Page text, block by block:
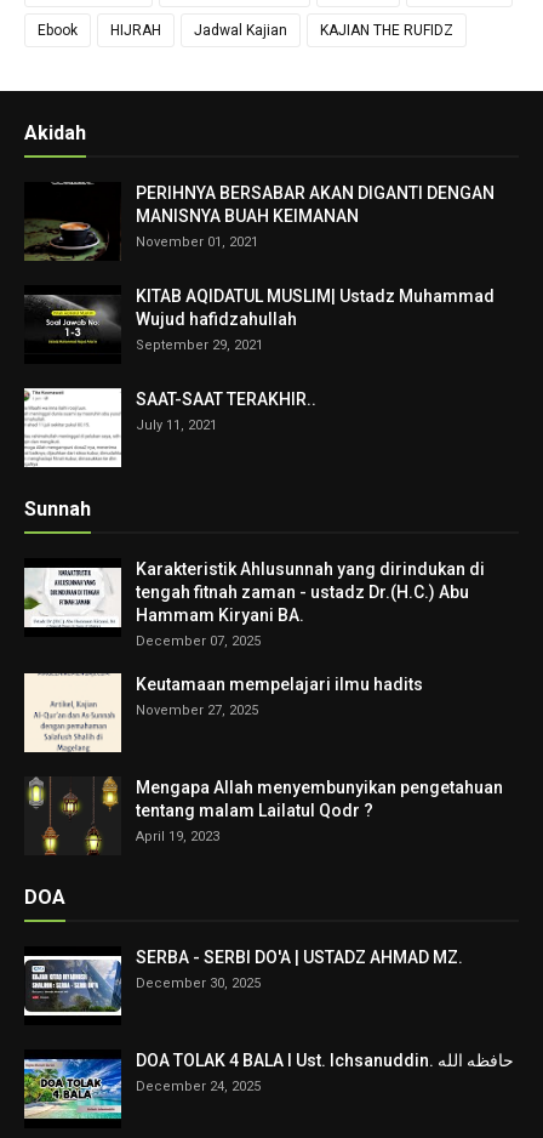
Ebook HIJRAH Jadwal Kajian KAJIAN THE RUFIDZ
Akidah
PERIHNYA BERSABAR AKAN DIGANTI DENGAN
MANISNYA BUAH KEIMANAN
November 01, 2021
KITAB AQIDATUL MUSLIM| Ustadz Muhammad
Wujud hafidzahullah
September 29, 2021
SAAT-SAAT TERAKHIR..
July 11, 2021
Sunnah
Karakteristik Ahlusunnah yang dirindukan di
tengah fitnah zaman - ustadz Dr.(H.C.) Abu
Hammam Kiryani BA.
December 07, 2025
Keutamaan mempelajari ilmu hadits
November 27, 2025
Mengapa Allah menyembunyikan pengetahuan
tentang malam Lailatul Qodr ?
April 19, 2023
DOA
SERBA - SERBI DO'A | USTADZ AHMAD MZ.
December 30, 2025
DOA TOLAK 4 BALA I Ust. Ichsanuddin. حافظه الله
December 24, 2025